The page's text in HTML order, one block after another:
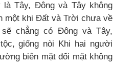
Tây, Đông và Tây không
một khi Đất và Trời chưa về
chẳng có Đông và Tây,
giống nòi Khi hai người
biên mặt đối mặt không